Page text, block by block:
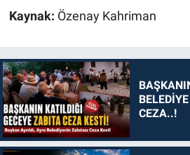
Kaynak: Özenay Kahriman
CEZA..!